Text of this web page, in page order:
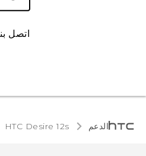
اتصل
الدعم HTC Desire 12s‎